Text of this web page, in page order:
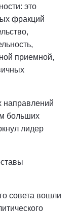
это
фракций
приемной,
направлений
больших
лидер
совета вошли